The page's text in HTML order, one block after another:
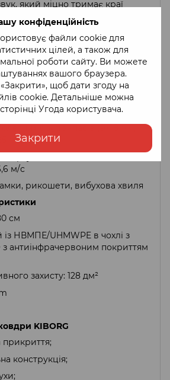
конфіденційність
файли cookie для
цілей, а також для
роботи сайту. Ви можете
вашого браузера.
щоб дати згоду на
cookie. Детальніше можна
Угода користувача.
Закрити
який міцно тримає краї
його надійність та
у камуфляжі Multicam,
польового використання.
швидко розгорнути або
для транспортування.
клас за ДСТУ 8782:2018
мм)
м/с
рикошети, вибухова хвиля
см
НВМПЕ/UHMWPE в чохлі з
з антиінфрачервоним покриттям
захисту: 128 дм²
KIBORG
конструкція;